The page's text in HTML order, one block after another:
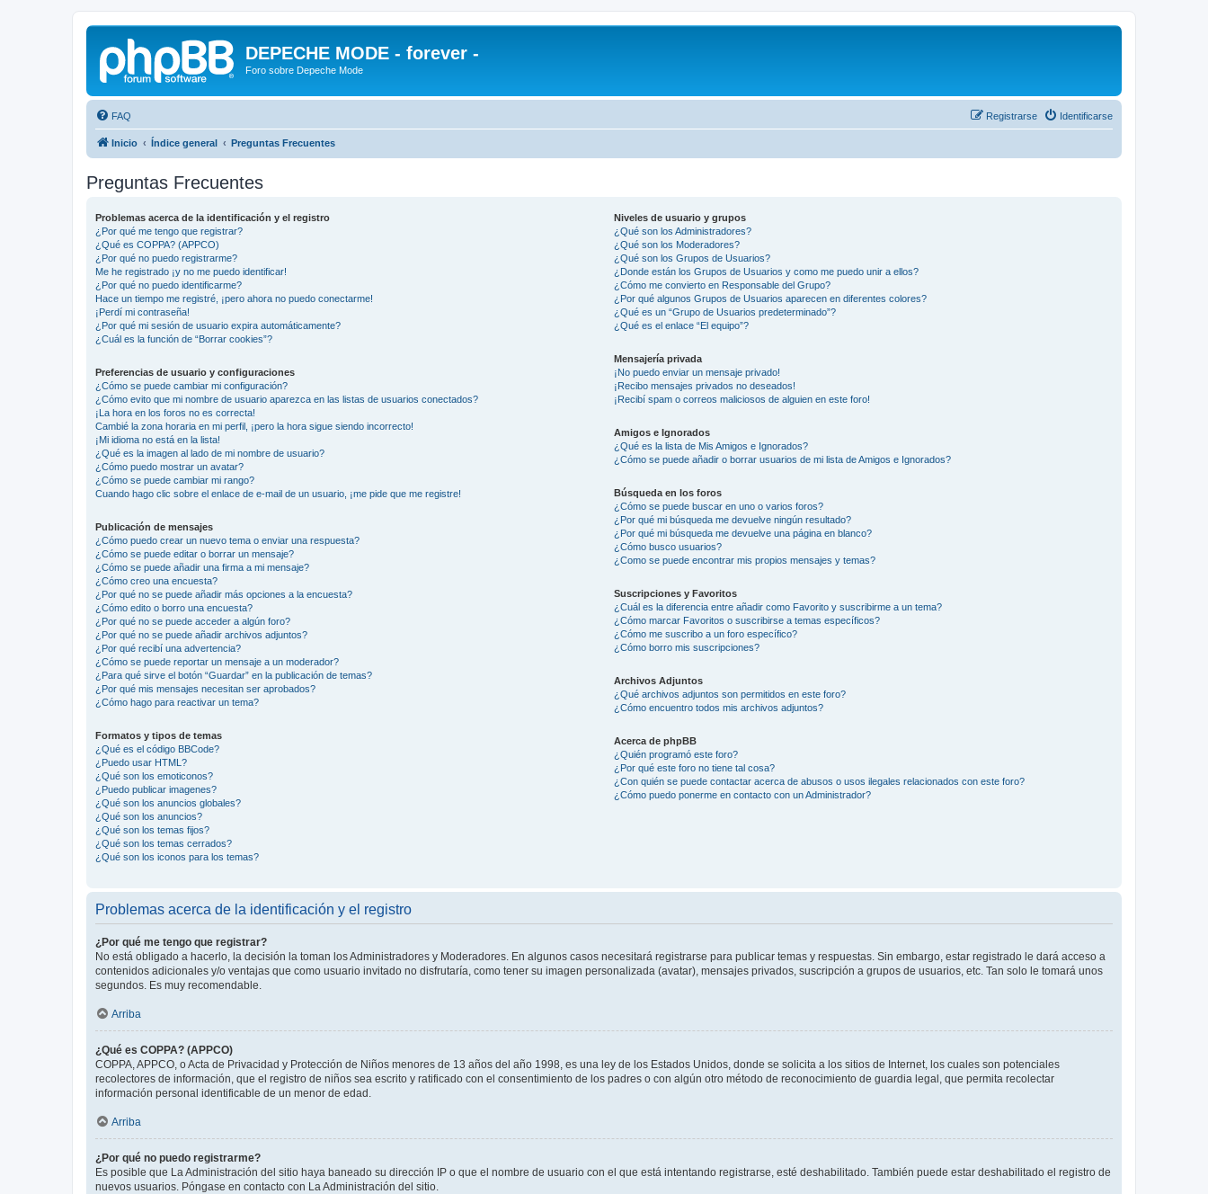
DEPECHE MODE - forever -
Foro sobre Depeche Mode
FAQ Identificarse
Registrarse
Inicio Índice general Preguntas Frecuentes
Preguntas Frecuentes
Problemas acerca de la identificación y el registro
¿Por qué me tengo que registrar?
¿Qué es COPPA? (APPCO)
¿Por qué no puedo registrarme?
Me he registrado ¡y no me puedo identificar!
¿Por qué no puedo identificarme?
Hace un tiempo me registré, ¡pero ahora no puedo conectarme!
¡Perdí mi contraseña!
¿Por qué mi sesión de usuario expira automáticamente?
¿Cuál es la función de “Borrar cookies”?
Preferencias de usuario y configuraciones
¿Cómo se puede cambiar mi configuración?
¿Cómo evito que mi nombre de usuario aparezca en las listas de usuarios conectados?
¡La hora en los foros no es correcta!
Cambié la zona horaria en mi perfil, ¡pero la hora sigue siendo incorrecto!
¡Mi idioma no está en la lista!
¿Qué es la imagen al lado de mi nombre de usuario?
¿Cómo puedo mostrar un avatar?
¿Cómo se puede cambiar mi rango?
Cuando hago clic sobre el enlace de e-mail de un usuario, ¡me pide que me registre!
Publicación de mensajes
¿Cómo puedo crear un nuevo tema o enviar una respuesta?
¿Cómo se puede editar o borrar un mensaje?
¿Cómo se puede añadir una firma a mi mensaje?
¿Cómo creo una encuesta?
¿Por qué no se puede añadir más opciones a la encuesta?
¿Cómo edito o borro una encuesta?
¿Por qué no se puede acceder a algún foro?
¿Por qué no se puede añadir archivos adjuntos?
¿Por qué recibí una advertencia?
¿Cómo se puede reportar un mensaje a un moderador?
¿Para qué sirve el botón “Guardar” en la publicación de temas?
¿Por qué mis mensajes necesitan ser aprobados?
¿Cómo hago para reactivar un tema?
Formatos y tipos de temas
¿Qué es el código BBCode?
¿Puedo usar HTML?
¿Qué son los emoticonos?
¿Puedo publicar imagenes?
¿Qué son los anuncios globales?
¿Qué son los anuncios?
¿Qué son los temas fijos?
¿Qué son los temas cerrados?
¿Qué son los iconos para los temas?
Niveles de usuario y grupos
¿Qué son los Administradores?
¿Qué son los Moderadores?
¿Qué son los Grupos de Usuarios?
¿Donde están los Grupos de Usuarios y como me puedo unir a ellos?
¿Cómo me convierto en Responsable del Grupo?
¿Por qué algunos Grupos de Usuarios aparecen en diferentes colores?
¿Qué es un “Grupo de Usuarios predeterminado”?
¿Qué es el enlace “El equipo”?
Mensajería privada
¡No puedo enviar un mensaje privado!
¡Recibo mensajes privados no deseados!
¡Recibí spam o correos maliciosos de alguien en este foro!
Amigos e Ignorados
¿Qué es la lista de Mis Amigos e Ignorados?
¿Cómo se puede añadir o borrar usuarios de mi lista de Amigos e Ignorados?
Búsqueda en los foros
¿Cómo se puede buscar en uno o varios foros?
¿Por qué mi búsqueda me devuelve ningún resultado?
¿Por qué mi búsqueda me devuelve una página en blanco?
¿Cómo busco usuarios?
¿Como se puede encontrar mis propios mensajes y temas?
Suscripciones y Favoritos
¿Cuál es la diferencia entre añadir como Favorito y suscribirme a un tema?
¿Cómo marcar Favoritos o suscribirse a temas específicos?
¿Cómo me suscribo a un foro específico?
¿Cómo borro mis suscripciones?
Archivos Adjuntos
¿Qué archivos adjuntos son permitidos en este foro?
¿Cómo encuentro todos mis archivos adjuntos?
Acerca de phpBB
¿Quién programó este foro?
¿Por qué este foro no tiene tal cosa?
¿Con quién se puede contactar acerca de abusos o usos ilegales relacionados con este foro?
¿Cómo puedo ponerme en contacto con un Administrador?
Problemas acerca de la identificación y el registro
¿Por qué me tengo que registrar?
No está obligado a hacerlo, la decisión la toman los Administradores y Moderadores. En algunos casos necesitará registrarse para publicar temas y respuestas. Sin embargo, estar registrado le dará acceso a
contenidos adicionales y/o ventajas que como usuario invitado no disfrutaría, como tener su imagen personalizada (avatar), mensajes privados, suscripción a grupos de usuarios, etc. Tan solo le tomará unos
segundos. Es muy recomendable.
Arriba
¿Qué es COPPA? (APPCO)
COPPA, APPCO, o Acta de Privacidad y Protección de Niños menores de 13 años del año 1998, es una ley de los Estados Unidos, donde se solicita a los sitios de Internet, los cuales son potenciales
recolectores de información, que el registro de niños sea escrito y ratificado con el consentimiento de los padres o con algún otro método de reconocimiento de guardia legal, que permita recolectar
información personal identificable de un menor de edad.
Arriba
¿Por qué no puedo registrarme?
Es posible que La Administración del sitio haya baneado su dirección IP o que el nombre de usuario con el que está intentando registrarse, esté deshabilitado. También puede estar deshabilitado el registro de
nuevos usuarios. Póngase en contacto con La Administración del sitio.